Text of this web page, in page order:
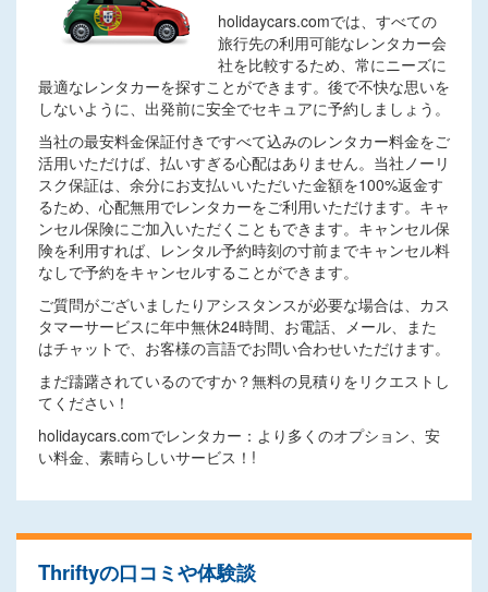
holidaycars.comでは、すべての
旅行先の利用可能なレンタカー会
社を比較するため、常にニーズに
最適なレンタカーを探すことができます。後で不快な思いを
しないように、出発前に安全でセキュアに予約しましょう。
当社の最安料金保証付きですべて込みのレンタカー料金をご
活用いただけば、払いすぎる心配はありません。当社ノーリ
スク保証は、余分にお支払いいただいた金額を100%返金す
るため、心配無用でレンタカーをご利用いただけます。キャ
ンセル保険にご加入いただくこともできます。キャンセル保
険を利用すれば、レンタル予約時刻の寸前までキャンセル料
なしで予約をキャンセルすることができます。
ご質問がございましたりアシスタンスが必要な場合は、カス
タマーサービスに年中無休24時間、お電話、メール、また
はチャットで、お客様の言語でお問い合わせいただけます。
まだ躊躇されているのですか？無料の見積りをリクエストし
てください！
holidaycars.comでレンタカー：より多くのオプション、安
い料金、素晴らしいサービス！!
Thriftyの口コミや体験談